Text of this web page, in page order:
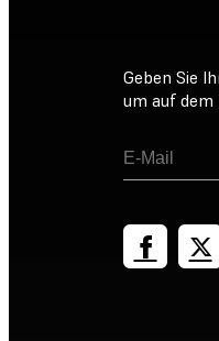
Geben Sie
um auf dem